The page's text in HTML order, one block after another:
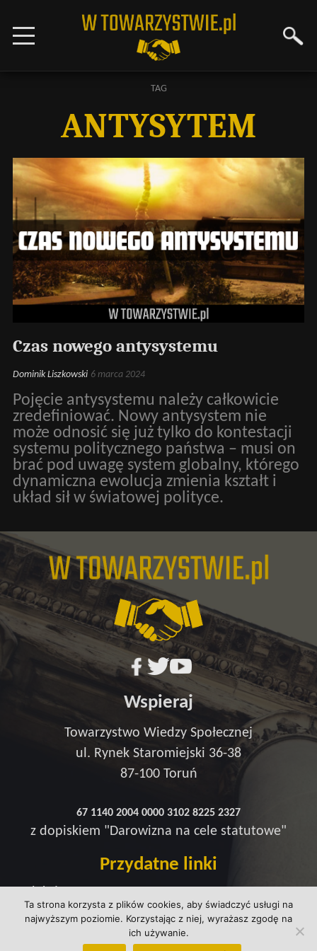
TAG
ANTYSYTEM
Czas nowego antysystemu
Dominik Liszkowski 6 marca 2024
Pojęcie antysystemu należy całkowicie
zredefiniować. Nowy antysystem nie
może odnosić się już tylko do kontestacji
systemu politycznego państwa – musi on
brać pod uwagę system globalny, którego
dynamiczna ewolucja zmienia kształt i
układ sił w światowej polityce.
Ta strona korzysta z plików cookies, aby świadczyć usługi na
najwyższym poziomie. Korzystając z niej, wyrażasz zgodę na
ich używanie.
Wspieraj
Towarzystwo Wiedzy Społecznej
ul. Rynek Staromiejski 36-38
87-100 Toruń
67 1140 2004 0000 3102 8225 2327
z dopiskiem "Darowizna na cele statutowe"
Przydatne linki
Strefa wsparcia
Polityka prywatności